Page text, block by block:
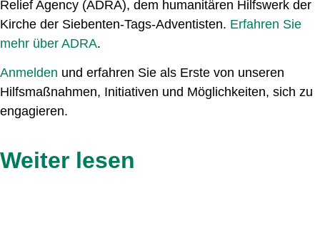
Relief Agency (ADRA), dem humanitären Hilfswerk der
Kirche der Siebenten-Tags-Adventisten. Erfahren Sie
mehr über ADRA.
Anmelden und erfahren Sie als Erste von unseren
Hilfsmaßnahmen, Initiativen und Möglichkeiten, sich zu
engagieren.
Weiter lesen